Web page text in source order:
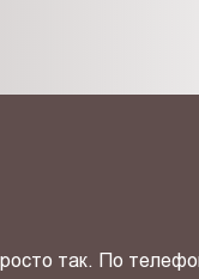
так. По